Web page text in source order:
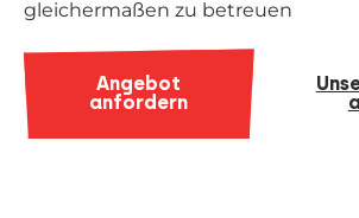
gleichermaßen zu betreuen
Angebot
anfordern